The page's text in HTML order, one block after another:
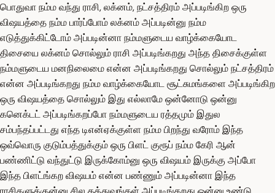
பொதுவா நம்ம வந்து ராசி, லக்னம், நட்சத்திரம் அப்படிங்கிற ஒரு
விஷயத்தை நம்ம பார்ப்போம் லக்னம் அப்படின்னு நம்ம
எடுத்துக்கிட்டோம் அப்படின்னா நம்மளுடைய வாழ்க்கையோட
திசையை லக்னம் சொல்லும் ராசி அப்படிங்கறது அந்த திசைக்குள்ள
நம்மளுடைய மனநிலைமை என்ன அப்படிங்கறது சொல்லும் நட்சத்திரம்
என்ன அப்படிங்கறது நம்ம வாழ்க்கையோட சூட்சுமங்களை அப்படிங்கிற
ஒரு விஷயத்தை சொல்லும் இது எல்லாமே ஒன்னோடு ஒன்னு
கனெக்டட் அப்படிங்கறப்போ நம்மளுடைய ரத்தமும் இதுல
சம்பந்தப்பட்டது எந்த டிஎன்ஏக்குள்ள நம்ம பிறந்து வரோம் இந்த
ஒவ்வொரு குடும்பத்துக்கும் ஒரு பிளட் குரூப் நம்ம கேரி ஆன்
பண்ணிட்டு வந்துட்டு இருக்கோம்னு ஒரு விஷயம் இருக்கு அப்போ
இந்த பிளட்ங்கற விஷயம் என்ன பண்ணும் அப்படின்னா இந்த